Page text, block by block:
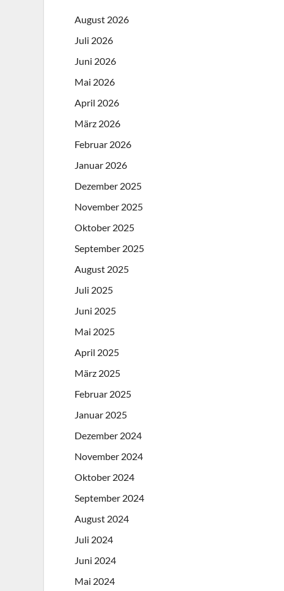
August 2026
Juli 2026
Juni 2026
Mai 2026
April 2026
März 2026
Februar 2026
Januar 2026
Dezember 2025
November 2025
Oktober 2025
September 2025
August 2025
Juli 2025
Juni 2025
Mai 2025
April 2025
März 2025
Februar 2025
Januar 2025
Dezember 2024
November 2024
Oktober 2024
September 2024
August 2024
Juli 2024
Juni 2024
Mai 2024